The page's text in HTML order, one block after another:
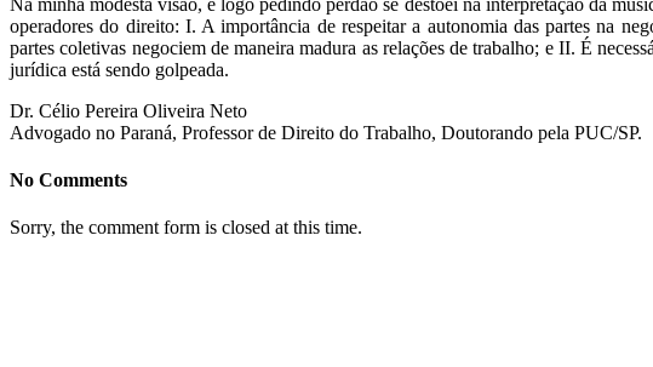
operadores do direito: I. A importância de respeitar a autonomia das partes na
partes coletivas negociem de maneira madura as relações de trabalho; e II. É
jurídica está sendo golpeada.
Dr. Célio Pereira Oliveira Neto
Advogado no Paraná, Professor de Direito do Trabalho, Doutorando pela PUC/SP.
No Comments
Sorry, the comment form is closed at this time.